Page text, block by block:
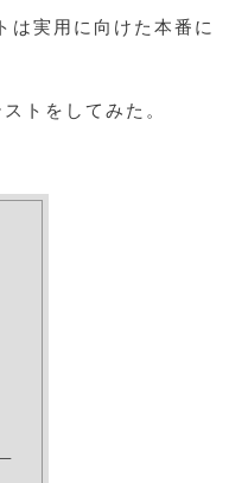
は実用に向けた本番に
トをしてみた。